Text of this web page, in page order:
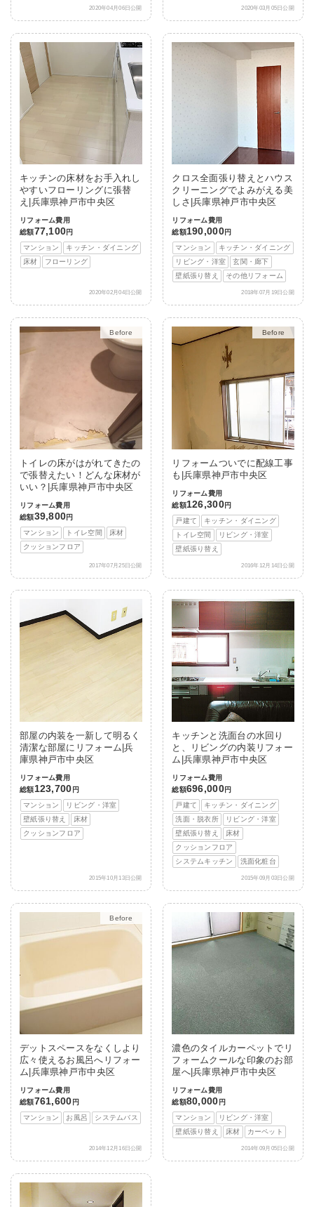
2020年04月06日公開 2020年03月05日公開
キッチンの床材をお手入れし
やすいフローリングに張替
え|兵庫県神戸市中央区
リフォーム費用
総額77,100円
マンション
キッチン・ダイニング
床材
フローリング
2020年02月04日公開
クロス全面張り替えとハウス
クリーニングでよみがえる美
しさ|兵庫県神戸市中央区
リフォーム費用
総額190,000円
マンション
キッチン・ダイニング
リビング・洋室
玄関・廊下
壁紙張り替え
その他リフォーム
2018年07月19日公開
Before
After
トイレの床がはがれてきたの
で張替えたい！どんな床材が
いい？|兵庫県神戸市中央区
リフォーム費用
総額39,800円
マンション
トイレ空間
床材
クッションフロア
2017年07月25日公開
Before
After
リフォームついでに配線工事
も|兵庫県神戸市中央区
リフォーム費用
総額126,300円
戸建て
キッチン・ダイニング
トイレ空間
リビング・洋室
壁紙張り替え
2016年12月14日公開
部屋の内装を一新して明るく
清潔な部屋にリフォーム|兵
庫県神戸市中央区
リフォーム費用
総額123,700 円
マンション
リビング・洋室
壁紙張り替え
床材
クッションフロア
2015年10月13日公開
キッチンと洗面台の水回り
と、リビングの内装リフォー
ム|兵庫県神戸市中央区
リフォーム費用
総額696,000円
戸建て
キッチン・ダイニング
洗面・脱衣所
リビング・洋室
壁紙張り替え
床材
クッションフロア
システムキッチン
洗面化粧台
2015年09月03日公開
Before
After
デットスペースをなくしより
広々使えるお風呂へリフォー
ム|兵庫県神戸市中央区
リフォーム費用
総額761,600 円
マンション
お風呂 システムバス
2014年12月16日公開
濃色のタイルカーペットでリ
フォームクールな印象のお部
屋へ|兵庫県神戸市中央区
リフォーム費用
総額80,000 円
マンション
リビング・洋室
壁紙張り替え
床材 カーペット
2014年09月05日公開